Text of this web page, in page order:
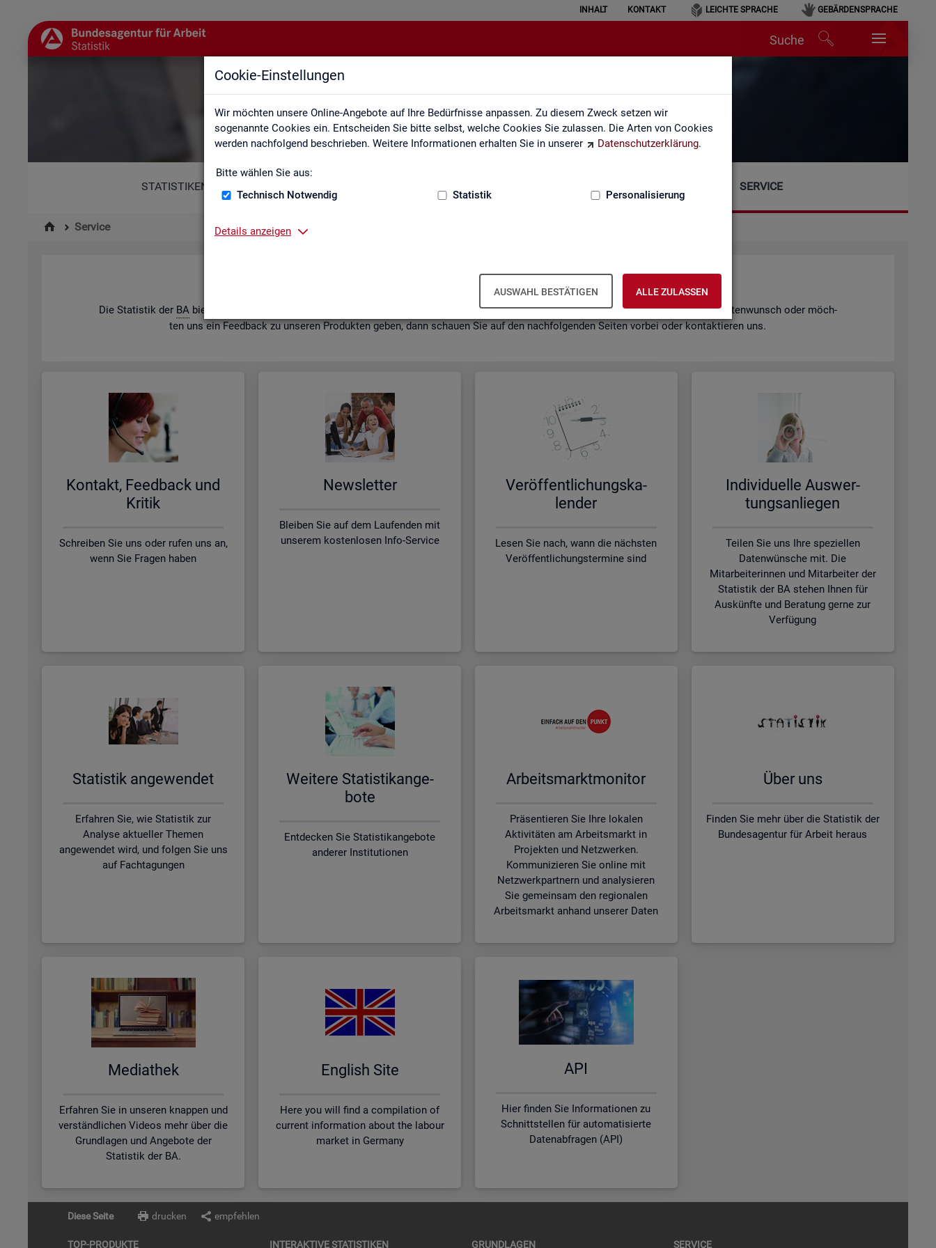
Cookie-Einstellungen
Wir möchten unsere Online-Angebote auf Ihre Bedürfnisse anpassen. Zu diesem Zweck setzen wir
sogenannte Cookies ein. Entscheiden Sie bitte selbst, welche Cookies Sie zulassen. Die Arten von Cookies
werden nachfolgend beschrieben. Weitere Informationen erhalten Sie in unserer
Datenschutzerklärung.
Bitte wählen Sie aus:
Technisch Notwendig
Statistik Personalisierung
Details anzeigen
AUSWAHL BESTÄTIGEN ALLE ZULASSEN
INHALT KONTAKT LEICHTE SPRACHE GEBÄRDENSPRACHE
Suche
Service
STATISTIKEN SERVICE
Service
Ser­vice
Die Sta­tis­tik der BAbie­tet ein brei­tes An­ge­bot an Pro­duk­ten und Son­der­aus­wer­tung (nachBe­darf). Haben Sie Fra­gen, einen spe­zi­el­len Da­ten­wunsch oder möch­
ten uns ein Feed­back zu un­se­ren Pro­duk­ten geben, dann schau­en Sie auf den nach­fol­gen­den Sei­ten vor­bei oder kon­tak­tie­ren uns.
Kon­takt, Feed­back und
Kri­tik
Schreiben Sie uns oder rufen uns an,
wenn Sie Fragen haben
News­let­ter
Bleiben Sie auf dem Laufenden mit
unserem kostenlosen Info-Service
Ver­öf­fent­li­chungs­ka­
len­der
Lesen Sie nach, wann die nächsten
Veröffentlichungstermine sind
In­di­vi­du­el­le Aus­wer­
tungs­an­lie­gen
Teilen Sie uns Ihre speziellen
Datenwünsche mit. Die
Mitarbeiterinnen und Mitarbeiter der
Statistik der BA stehen Ihnen für
Auskünfte und Beratung gerne zur
Verfügung
Sta­tis­tik an­ge­wen­det
Erfahren Sie, wie Statistik zur
Analyse aktueller Themen
angewendet wird, und folgen Sie uns
auf Fachtagungen
Wei­te­re Sta­tis­tik­an­ge­
bo­te
Entdecken Sie Statistikangebote
anderer Institutionen
Ar­beits­markt­mo­ni­tor
Präsentieren Sie Ihre lokalen
Aktivitäten am Arbeitsmarkt in
Projekten und Netzwerken.
Kommunizieren Sie online mit
Netzwerkpartnern und analysieren
Sie gemeinsam den regionalen
Arbeitsmarkt anhand unserer Daten
Über uns
Finden Sie mehr über die Statistik der
Bundesagentur für Arbeit heraus
Me­dia­thek
Erfahren Sie in unseren knappen und
verständlichen Videos mehr über die
Grundlagen und Angebote der
Statistik der BA.
English Site
Here you will find a compilation of
current information about the labour
market in Germany
API
Hier finden Sie Informationen zu
Schnittstellen für automatisierte
Datenabfragen (API)
Diese Seite drucken empfehlen
TOP-PRO­DUK­TE IN­TER­AK­TI­VE STA­TIS­TI­KEN GRUND­LA­GEN SER­VICE